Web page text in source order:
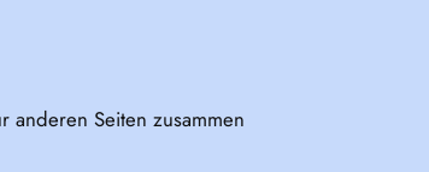
anderen Seiten zusammen